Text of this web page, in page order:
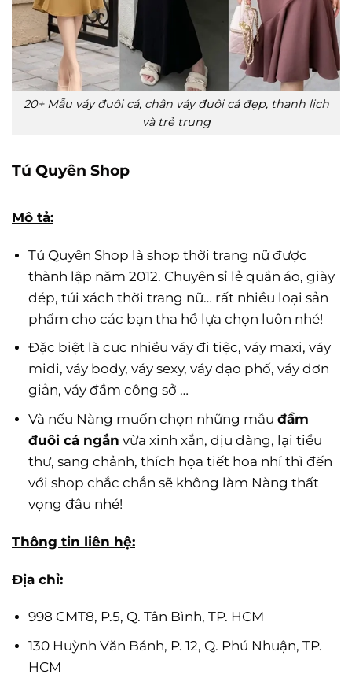
20+ Mẫu váy đuôi cá, chân váy đuôi cá đẹp, thanh lịch
và trẻ trung
Tú Quyên Shop
Mô tả:
Tú Quyên Shop là shop thời trang nữ được
thành lập năm 2012. Chuyên sỉ lẻ quần áo, giày
dép, túi xách thời trang nữ… rất nhiều loại sản
phẩm cho các bạn tha hồ lựa chọn luôn nhé!
Đặc biệt là cực nhiều váy đi tiệc, váy maxi, váy
midi, váy body, váy sexy, váy dạo phố, váy đơn
giản, váy đầm công sở …
Và nếu Nàng muốn chọn những mẫu đầm
đuôi cá ngắn vừa xinh xắn, dịu dàng, lại tiểu
thư, sang chảnh, thích họa tiết hoa nhí thì đến
với shop chắc chắn sẽ không làm Nàng thất
vọng đâu nhé!
Thông tin liên hệ:
Địa chỉ:
998 CMT8, P.5, Q. Tân Bình, TP. HCM
130 Huỳnh Văn Bánh, P. 12, Q. Phú Nhuận, TP.
HCM